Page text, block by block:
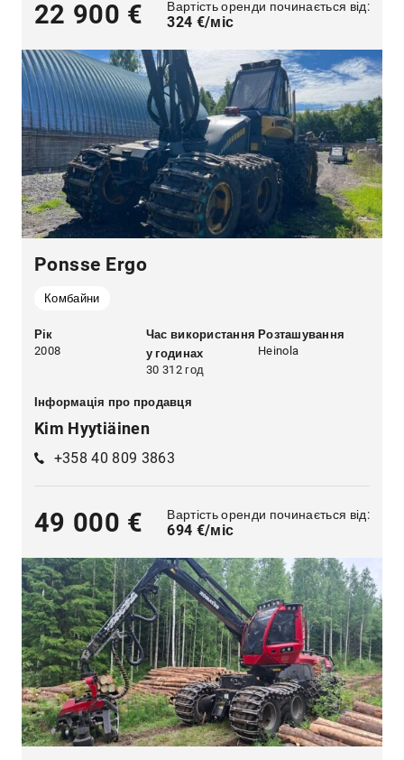
22 900 € Вартість оренди починається від:
324 €/міс
Ponsse Ergo
Комбайни
Рік
2008
Час використання
у годинах
30 312 год
Розташування
Heinola
Інформація про продавця
Kim Hyytiäinen
+358 40 809 3863
49 000 € Вартість оренди починається від:
694 €/міс